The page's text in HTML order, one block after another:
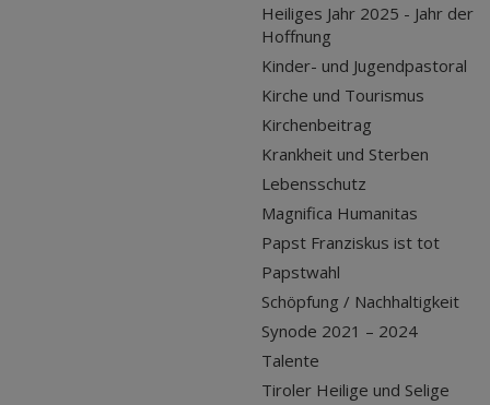
Heiliges Jahr 2025 - Jahr der
Hoffnung
Kinder- und Jugendpastoral
Kirche und Tourismus
Kirchenbeitrag
Krankheit und Sterben
Lebensschutz
Magnifica Humanitas
Papst Franziskus ist tot
Papstwahl
Schöpfung / Nachhaltigkeit
Synode 2021 – 2024
Talente
Tiroler Heilige und Selige